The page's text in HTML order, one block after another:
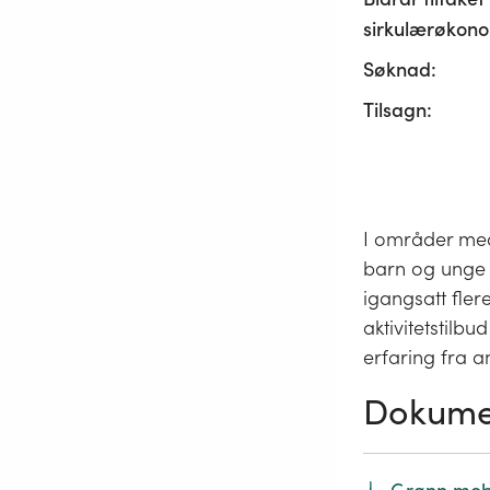
Søknad:
Tilsagn:
I områder
barn og
igangsatt
erfaring fra